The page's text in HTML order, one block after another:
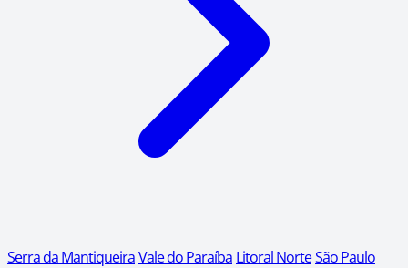
Serra da MantiqueiraVale do Paraíba Litoral NorteSão Paulo